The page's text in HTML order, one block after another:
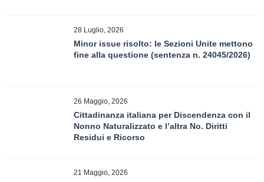
28 Luglio, 2026
Minor issue risolto: le Sezioni Unite mettono
fine alla questione (sentenza n. 24045/2026)
26 Maggio, 2026
Cittadinanza italiana per Discendenza con il
Nonno Naturalizzato e l’altra No. Diritti
Residui e Ricorso
21 Maggio, 2026